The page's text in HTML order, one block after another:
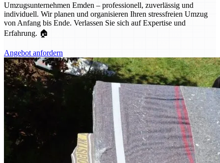
Umzugsunternehmen Emden – professionell, zuverlässig und
individuell. Wir planen und organisieren Ihren stressfreien Umzug
von Anfang bis Ende. Verlassen Sie sich auf Expertise und
Erfahrung. 🏠
Angebot anfordern